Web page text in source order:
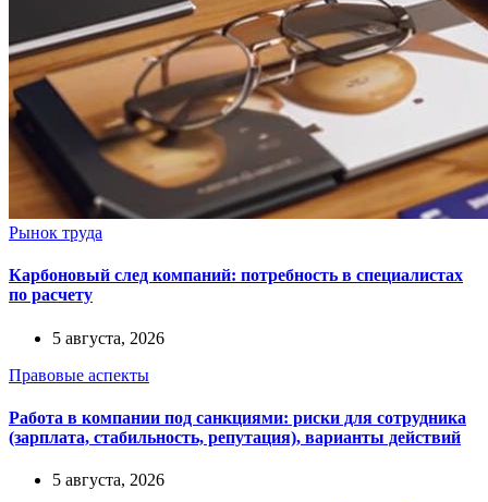
Рынок труда
Карбоновый след компаний: потребность в специалистах
по расчету
5 августа, 2026
Правовые аспекты
Работа в компании под санкциями: риски для сотрудника
(зарплата, стабильность, репутация), варианты действий
5 августа, 2026